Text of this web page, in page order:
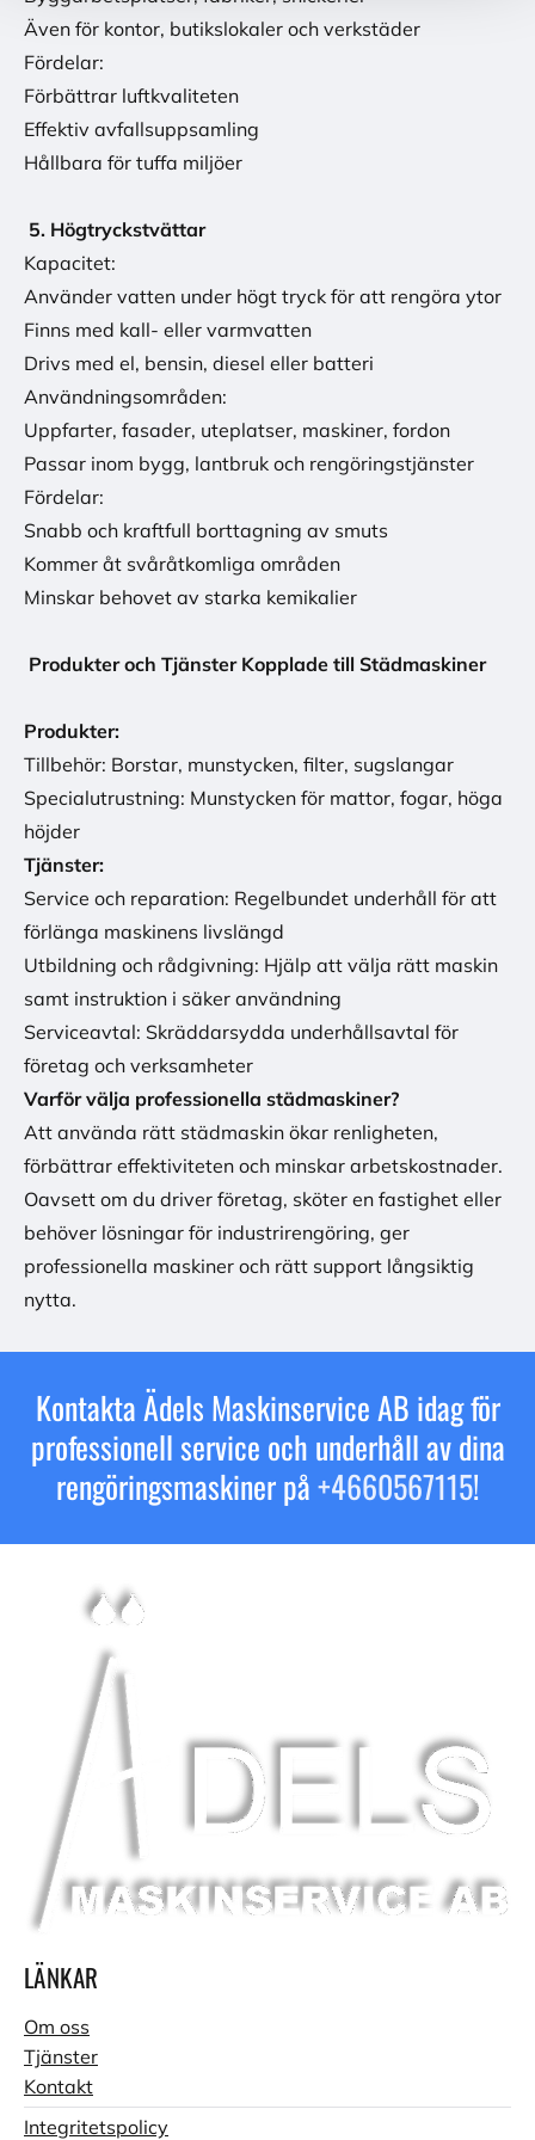
Även för kontor, butikslokaler och verkstäder
Fördelar:
Förbättrar luftkvaliteten
Effektiv avfallsuppsamling
Hållbara för tuffa miljöer
5. Högtryckstvättar
Kapacitet:
Använder vatten under högt tryck för att rengöra ytor
Finns med kall- eller varmvatten
Drivs med el, bensin, diesel eller batteri
Användningsområden:
Uppfarter, fasader, uteplatser, maskiner, fordon
Passar inom bygg, lantbruk och rengöringstjänster
Fördelar:
Snabb och kraftfull borttagning av smuts
Kommer åt svåråtkomliga områden
Minskar behovet av starka kemikalier
Produkter och Tjänster Kopplade till Städmaskiner
Produkter:
Tillbehör: Borstar, munstycken, filter, sugslangar
Specialutrustning: Munstycken för mattor, fogar, höga
höjder
Tjänster:
Service och reparation: Regelbundet underhåll för att
förlänga maskinens livslängd
Utbildning och rådgivning: Hjälp att välja rätt maskin
samt instruktion i säker användning
Serviceavtal: Skräddarsydda underhållsavtal för
företag och verksamheter
Varför välja professionella städmaskiner?
Att använda rätt städmaskin ökar renligheten,
förbättrar effektiviteten och minskar arbetskostnader.
Oavsett om du driver företag, sköter en fastighet eller
behöver lösningar för industrirengöring, ger
professionella maskiner och rätt support långsiktig
nytta.
Kontakta Ädels Maskinservice AB idag för
professionell service och underhåll av dina
rengöringsmaskiner på+4660567115!
LÄNKAR
Om oss
Tjänster
Kontakt
Integritetspolicy